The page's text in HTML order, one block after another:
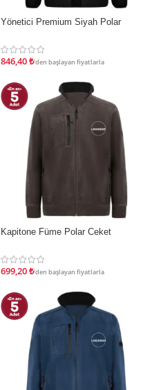
İNDIRIM
Yönetici Premium Siyah Polar
846,40₺'den başlayan fiyatlarla
İNDIRIM
Kapitone Füme Polar Ceket
699,20₺'den başlayan fiyatlarla